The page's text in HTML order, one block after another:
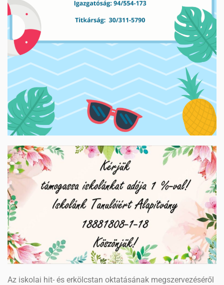
Az iskolai hit- és erkölcstan oktatásának megszervezéséről